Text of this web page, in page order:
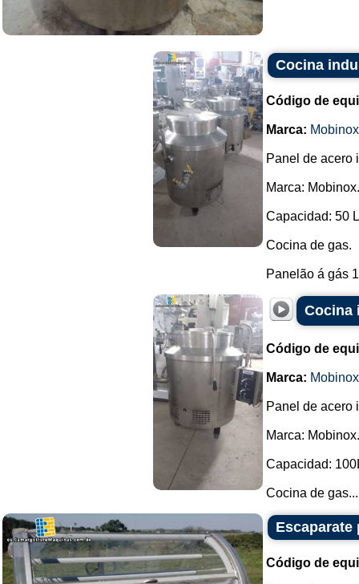
Cocina
Código de
Marca: Mobinox
Panel de acero
Marca: Mobinox.
Capacidad: 50
Cocina de gas.
Panelão á gás
Cocina
Código de
Marca: Mobinox
Panel de acero
Marca: Mobinox.
Capacidad:
Cocina de
Escaparate
Código de